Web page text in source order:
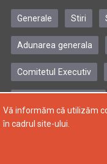
Generale Stiri
Adunarea generala
Comitetul Executiv
Copyright © 2004-
Vă informăm că utilizăm
în cadrul site-ului.